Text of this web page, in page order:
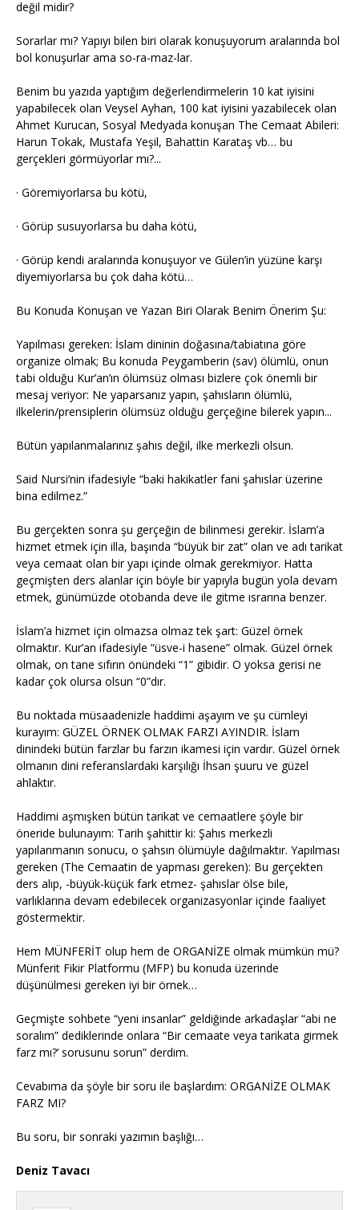
değil midir?
Sorarlar mı? Yapıyı bilen biri olarak konuşuyorum aralarında bol
bol konuşurlar ama so-ra-maz-lar.
Benim bu yazıda yaptığım değerlendirmelerin 10 kat iyisini
yapabilecek olan Veysel Ayhan, 100 kat iyisini yazabilecek olan
Ahmet Kurucan, Sosyal Medyada konuşan The Cemaat Abileri:
Harun Tokak, Mustafa Yeşil, Bahattin Karataş vb… bu
gerçekleri görmüyorlar mı?...
· Göremiyorlarsa bu kötü,
· Görüp susuyorlarsa bu daha kötü,
· Görüp kendi aralarında konuşuyor ve Gülen’in yüzüne karşı
diyemiyorlarsa bu çok daha kötü…
Bu Konuda Konuşan ve Yazan Biri Olarak Benim Önerim Şu:
Yapılması gereken: İslam dininin doğasına/tabiatına göre
organize olmak; Bu konuda Peygamberin (sav) ölümlü, onun
tabi olduğu Kur’an’ın ölümsüz olması bizlere çok önemli bir
mesaj veriyor: Ne yaparsanız yapın, şahısların ölümlü,
ilkelerin/prensiplerin ölümsüz olduğu gerçeğine bilerek yapın...
Bütün yapılanmalarınız şahıs değil, ilke merkezli olsun.
Said Nursi’nin ifadesiyle “baki hakikatler fani şahıslar üzerine
bina edilmez.”
Bu gerçekten sonra şu gerçeğin de bilinmesi gerekir. İslam’a
hizmet etmek için illa, başında “büyük bir zat” olan ve adı tarikat
veya cemaat olan bir yapı içinde olmak gerekmiyor. Hatta
geçmişten ders alanlar için böyle bir yapıyla bugün yola devam
etmek, günümüzde otobanda deve ile gitme ısrarına benzer.
İslam’a hizmet için olmazsa olmaz tek şart: Güzel örnek
olmaktır. Kur’an ifadesiyle “üsve-i hasene” olmak. Güzel örnek
olmak, on tane sıfırın önündeki “1” gibidir. O yoksa gerisi ne
kadar çok olursa olsun “0”dır.
Bu noktada müsaadenizle haddimi aşayım ve şu cümleyi
kurayım: GÜZEL ÖRNEK OLMAK FARZI AYINDIR. İslam
dinindeki bütün farzlar bu farzın ikamesi için vardır. Güzel örnek
olmanın dini referanslardaki karşılığı İhsan şuuru ve güzel
ahlaktır.
Haddimi aşmışken bütün tarikat ve cemaatlere şöyle bir
öneride bulunayım: Tarih şahittir ki: Şahıs merkezli
yapılanmanın sonucu, o şahsın ölümüyle dağılmaktır. Yapılması
gereken (The Cemaatin de yapması gereken): Bu gerçekten
ders alıp, -büyük-küçük fark etmez- şahıslar ölse bile,
varlıklarına devam edebilecek organizasyonlar içinde faaliyet
göstermektir.
Hem MÜNFERİT olup hem de ORGANİZE olmak mümkün mü?
Münferit Fikir Platformu (MFP) bu konuda üzerinde
düşünülmesi gereken iyi bir örnek…
Geçmişte sohbete “yeni insanlar” geldiğinde arkadaşlar “abi ne
soralım” dediklerinde onlara “Bir cemaate veya tarikata girmek
farz mı?’ sorusunu sorun” derdim.
Cevabıma da şöyle bir soru ile başlardım: ORGANİZE OLMAK
FARZ MI?
Bu soru, bir sonraki yazımın başlığı…
Deniz Tavacı